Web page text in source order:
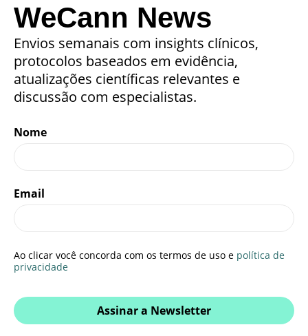
WeCann News
Envios semanais com insights clínicos,
protocolos baseados em evidência,
atualizações científicas relevantes e
discussão com especialistas.
Nome
Email
Ao clicar você concorda com os termos de uso e política de
privacidade
Assinar a Newsletter